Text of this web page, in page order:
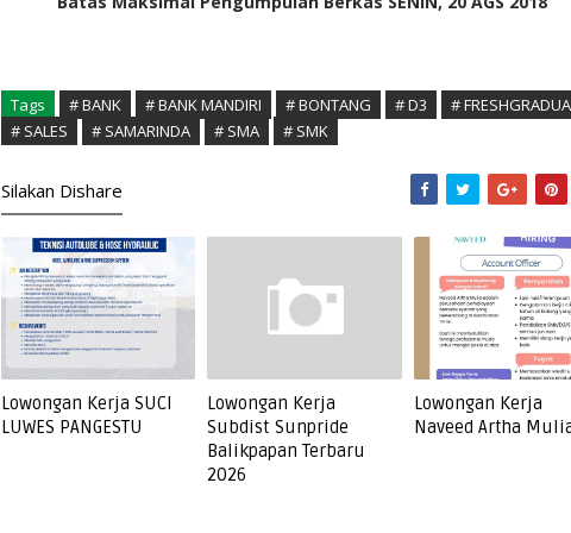
Tags # BANK # BANK MANDIRI # BONTANG # D3
#
# SALES
# SAMARINDA # SMA # SMK
Silakan Dishare
Lowongan Kerja SUCI
LUWES PANGESTU
Lowongan Kerja
Subdist Sunpride
Balikpapan Terbaru
2026
Lowongan Kerja
Naveed Artha